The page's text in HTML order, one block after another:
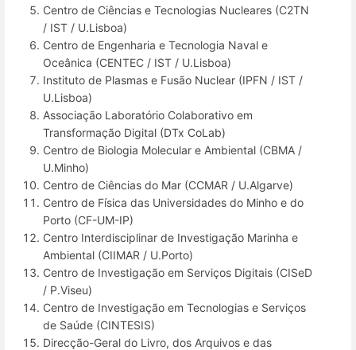
Centro de Ciências e Tecnologias Nucleares (C2TN
/ IST / U.Lisboa)
Centro de Engenharia e Tecnologia Naval e
Oceânica (CENTEC / IST / U.Lisboa)
Instituto de Plasmas e Fusão Nuclear (IPFN / IST /
U.Lisboa)
Associação Laboratório Colaborativo em
Transformação Digital (DTx CoLab)
Centro de Biologia Molecular e Ambiental (CBMA /
U.Minho)
Centro de Ciências do Mar (CCMAR / U.Algarve)
Centro de Física das Universidades do Minho e do
Porto (CF-UM-IP)
Centro Interdisciplinar de Investigação Marinha e
Ambiental (CIIMAR / U.Porto)
Centro de Investigação em Serviços Digitais (CISeD
/ P.Viseu)
Centro de Investigação em Tecnologias e Serviços
de Saúde (CINTESIS)
Direcção-Geral do Livro, dos Arquivos e das